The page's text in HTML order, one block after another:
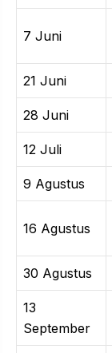
7 Juni
21 Juni
28 Juni
12 Juli
9 Agustus
16 Agustus
30 Agustus
13
September